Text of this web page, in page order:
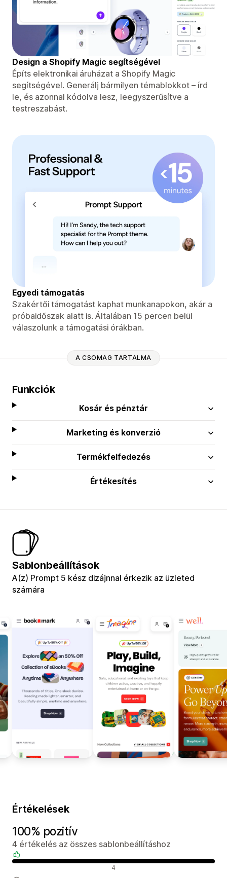
Design a Shopify Magic segítségével
Építs elektronikai áruházat a Shopify Magic
segítségével. Generálj bármilyen témablokkot – írd
le, és azonnal kódolva lesz, leegyszerűsítve a
testreszabást.
Egyedi támogatás
Szakértői támogatást kaphat munkanapokon, akár a
próbaidőszak alatt is. Általában 15 percen belül
válaszolunk a támogatási órákban.
A CSOMAG TARTALMA
Funkciók
Kosár és pénztár
Marketing és konverzió
Termékfelfedezés
Értékesítés
Sablonbeállítások
A(z) Prompt 5 kész dizájnnal érkezik az üzleted
számára
Értékelések
100% pozitív
4 értékelés az összes sablonbeállításhoz
4